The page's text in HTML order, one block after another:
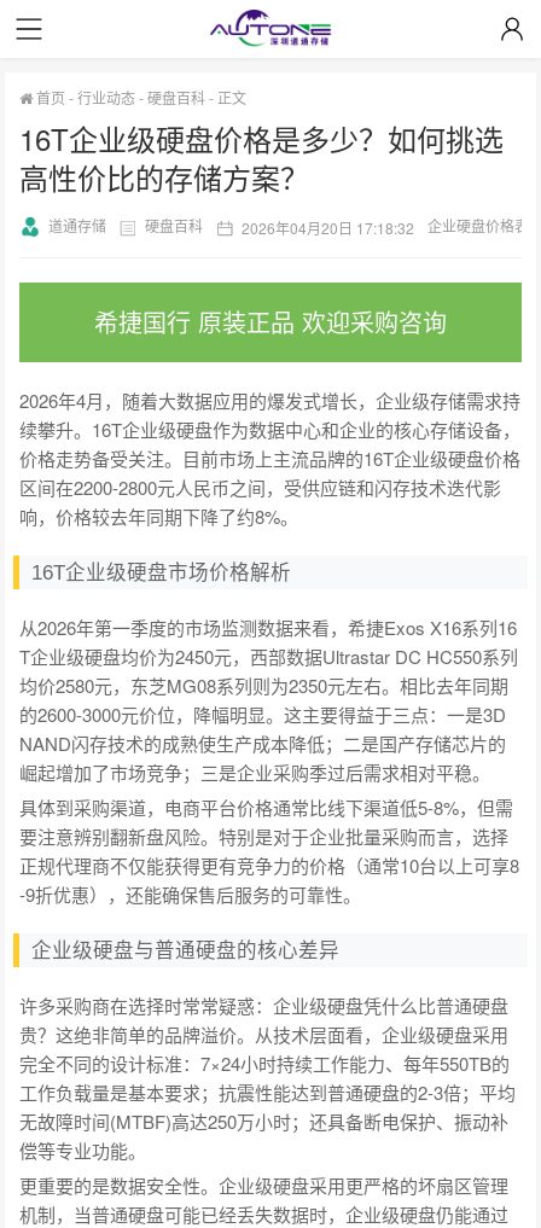
首页 -行业动态-硬盘百科- 正文
16T企业级硬盘价格是多少？如何挑选
高性价比的存储方案？
道通存储 硬盘百科 2026年04月20日 17:18:32 企业硬盘价格表
希捷国行 原装正品 欢迎采购咨询
2026年4月，随着大数据应用的爆发式增长，企业级存储需求持
续攀升。16T企业级硬盘作为数据中心和企业的核心存储设备，
价格走势备受关注。目前市场上主流品牌的16T企业级硬盘价格
区间在2200-2800元人民币之间，受供应链和闪存技术迭代影
响，价格较去年同期下降了约8%。
16T企业级硬盘市场价格解析
从2026年第一季度的市场监测数据来看，希捷Exos X16系列16
T企业级硬盘均价为2450元，西部数据Ultrastar DC HC550系列
均价2580元，东芝MG08系列则为2350元左右。相比去年同期
的2600-3000元价位，降幅明显。这主要得益于三点：一是3D
NAND闪存技术的成熟使生产成本降低；二是国产存储芯片的
崛起增加了市场竞争；三是企业采购季过后需求相对平稳。
具体到采购渠道，电商平台价格通常比线下渠道低5-8%，但需
要注意辨别翻新盘风险。特别是对于企业批量采购而言，选择
正规代理商不仅能获得更有竞争力的价格（通常10台以上可享8
-9折优惠），还能确保售后服务的可靠性。
企业级硬盘与普通硬盘的核心差异
许多采购商在选择时常常疑惑：企业级硬盘凭什么比普通硬盘
贵？这绝非简单的品牌溢价。从技术层面看，企业级硬盘采用
完全不同的设计标准：7×24小时持续工作能力、每年550TB的
工作负载量是基本要求；抗震性能达到普通硬盘的2-3倍；平均
无故障时间(MTBF)高达250万小时；还具备断电保护、振动补
偿等专业功能。
更重要的是数据安全性。企业级硬盘采用更严格的坏扇区管理
机制，当普通硬盘可能已经丢失数据时，企业级硬盘仍能通过